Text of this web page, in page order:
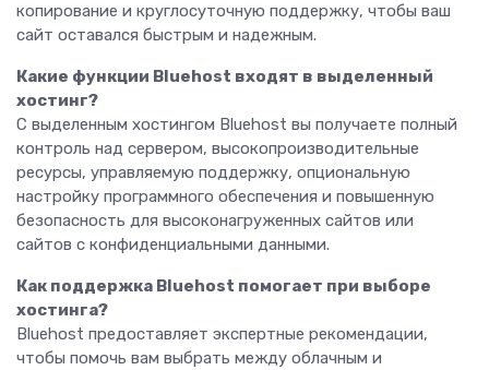
копирование и круглосуточную поддержку, чтобы ваш
сайт оставался быстрым и надежным.
Какие функции Bluehost входят в выделенный
хостинг?
С выделенным хостингом Bluehost вы получаете полный
контроль над сервером, высокопроизводительные
ресурсы, управляемую поддержку, опциональную
настройку программного обеспечения и повышенную
безопасность для высоконагруженных сайтов или
сайтов с конфиденциальными данными.
Как поддержка Bluehost помогает при выборе
хостинга?
Bluehost предоставляет экспертные рекомендации,
чтобы помочь вам выбрать между облачным и